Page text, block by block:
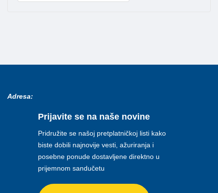
Adresa:
Prijavite se na naše novine
Pridružite se našoj pretplatničkoj listi kako
biste dobili najnovije vesti, ažuriranja i
posebne ponude dostavljene direktno u
prijemnom sandučetu